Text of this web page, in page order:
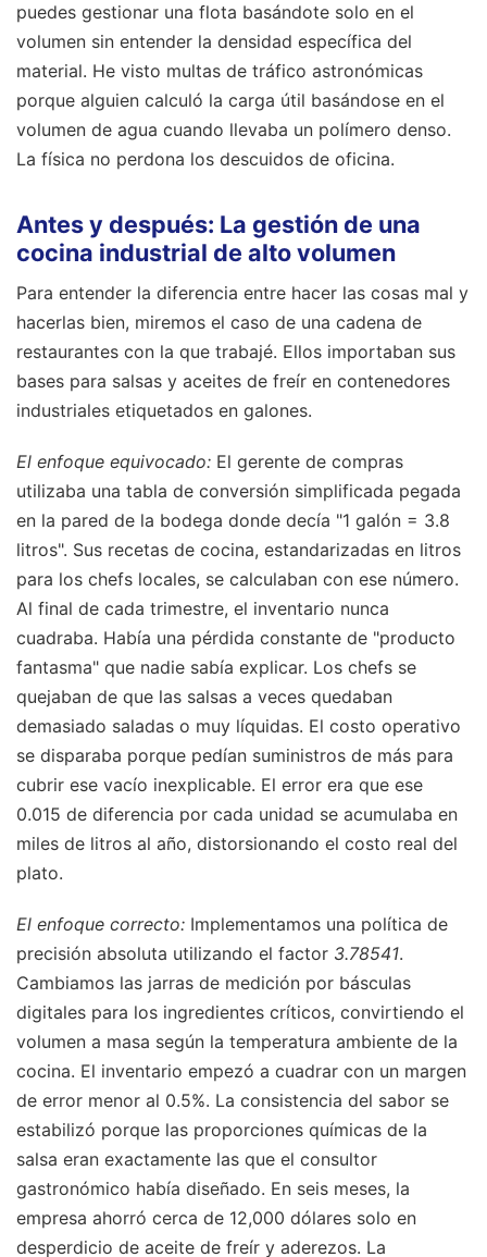
puedes gestionar una flota basándote solo en el
volumen sin entender la densidad específica del
material. He visto multas de tráfico astronómicas
porque alguien calculó la carga útil basándose en el
volumen de agua cuando llevaba un polímero denso.
La física no perdona los descuidos de oficina.
Antes y después: La gestión de una
cocina industrial de alto volumen
Para entender la diferencia entre hacer las cosas mal y
hacerlas bien, miremos el caso de una cadena de
restaurantes con la que trabajé. Ellos importaban sus
bases para salsas y aceites de freír en contenedores
industriales etiquetados en galones.
El enfoque equivocado: El gerente de compras
utilizaba una tabla de conversión simplificada pegada
en la pared de la bodega donde decía "1 galón = 3.8
litros". Sus recetas de cocina, estandarizadas en litros
para los chefs locales, se calculaban con ese número.
Al final de cada trimestre, el inventario nunca
cuadraba. Había una pérdida constante de "producto
fantasma" que nadie sabía explicar. Los chefs se
quejaban de que las salsas a veces quedaban
demasiado saladas o muy líquidas. El costo operativo
se disparaba porque pedían suministros de más para
cubrir ese vacío inexplicable. El error era que ese
0.015 de diferencia por cada unidad se acumulaba en
miles de litros al año, distorsionando el costo real del
plato.
El enfoque correcto: Implementamos una política de
precisión absoluta utilizando el factor 3.78541.
Cambiamos las jarras de medición por básculas
digitales para los ingredientes críticos, convirtiendo el
volumen a masa según la temperatura ambiente de la
cocina. El inventario empezó a cuadrar con un margen
de error menor al 0.5%. La consistencia del sabor se
estabilizó porque las proporciones químicas de la
salsa eran exactamente las que el consultor
gastronómico había diseñado. En seis meses, la
empresa ahorró cerca de 12,000 dólares solo en
desperdicio de aceite de freír y aderezos. La